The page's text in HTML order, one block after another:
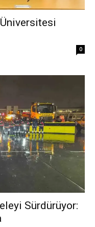
0
Sürdürüyor: